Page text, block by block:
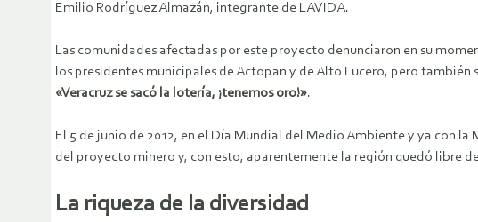
Emilio Rodríguez Almazán, integrante de LAVIDA.
Las comunidades afectadas por este proyecto denunciaron en su
los presidentes municipales de Actopan y de Alto Lucero, pero
«Veracruz se sacó la lotería, ¡tenemos oro!».
El 5 de junio de 2012, en el Día Mundial del Medio Ambiente y ya con
del proyecto minero y, con esto, aparentemente la región quedó libre
La riqueza de la diversidad